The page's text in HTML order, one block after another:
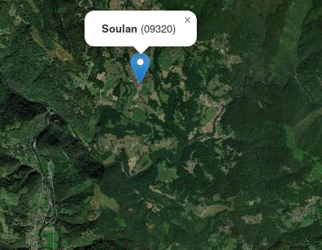
Soulan (09320)
×